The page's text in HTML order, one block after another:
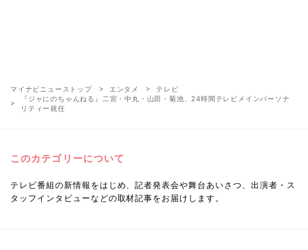
マイナビニューストップ エンタメ
テレビ
『ジャにのちゃんねる』二宮・中丸・山田・菊池、24時間テレビメインパーソナ
リティー就任
このカテゴリーについて
テレビ番組の新情報をはじめ、記者発表会や舞台あいさつ、出演者・ス
タッフインタビューなどの取材記事をお届けします。